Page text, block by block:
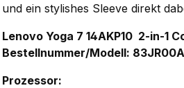
und ein stylishes Sleeve direkt
Lenovo Yoga 7 14AKP10 2-in-1
Bestellnummer/Modell:
Prozessor: